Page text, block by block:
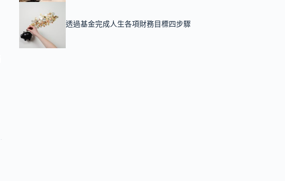
透過基金完成人生各項財務目標四步驟